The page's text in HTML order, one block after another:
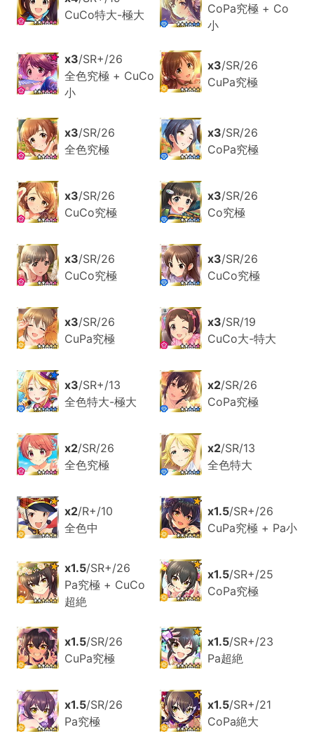
CuCo特大-極大
CoPa究極 + Co
小
x3/SR+/26
全色究極 + CuCo
小
x3/SR/26
CuPa究極
x3/SR/26
全色究極
x3/SR/26
CoPa究極
x3/SR/26
CuCo究極
x3/SR/26
Co究極
x3/SR/26
CuCo究極
x3/SR/26
CuCo究極
x3/SR/26
CuPa究極
x3/SR/19
CuCo大-特大
x3/SR+/13
全色特大-極大
x2/SR/26
CoPa究極
x2/SR/26
全色究極
x2/SR/13
全色特大
x2/R+/10
全色中
x1.5/SR+/26
CuPa究極 + Pa小
x1.5/SR+/26
Pa究極 + CuCo
超絶
x1.5/SR+/25
CoPa究極
x1.5/SR/26
CuPa究極
x1.5/SR+/23
Pa超絶
x1.5/SR/26
Pa究極
x1.5/SR+/21
CoPa絶大